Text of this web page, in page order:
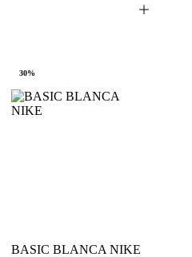
30%
BASIC BLANCA NIKE